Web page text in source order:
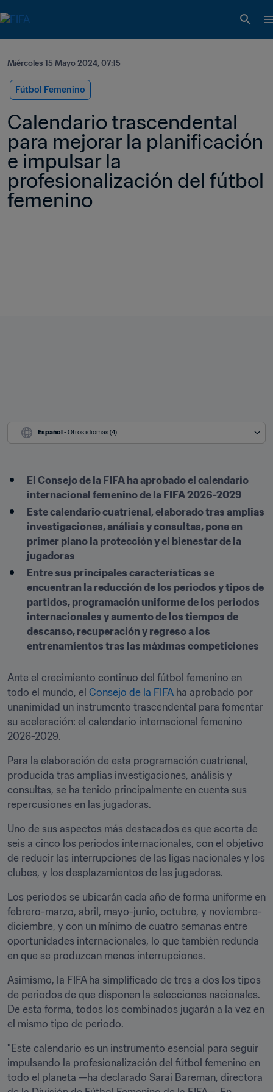
Miércoles 15 Mayo 2024, 07:15
Fútbol Femenino
Calendario trascendental
para mejorar la planificación
e impulsar la
profesionalización del fútbol
femenino
Español - Otros idiomas (4)
El Consejo de la FIFA ha aprobado el calendario
internacional femenino de la FIFA 2026-2029
Este calendario cuatrienal, elaborado tras amplias
investigaciones, análisis y consultas, pone en
primer plano la protección y el bienestar de la
jugadoras
Entre sus principales características se
encuentran la reducción de los periodos y tipos de
partidos, programación uniforme de los periodos
internacionales y aumento de los tiempos de
descanso, recuperación y regreso a los
entrenamientos tras las máximas competiciones
Ante el crecimiento continuo del fútbol femenino en
todo el mundo, el Consejo de la FIFA ha aprobado por
unanimidad un instrumento trascendental para fomentar
su aceleración: el calendario internacional femenino
2026-2029.
Para la elaboración de esta programación cuatrienal,
producida tras amplias investigaciones, análisis y
consultas, se ha tenido principalmente en cuenta sus
repercusiones en las jugadoras.
Uno de sus aspectos más destacados es que acorta de
seis a cinco los periodos internacionales, con el objetivo
de reducir las interrupciones de las ligas nacionales y los
clubes, y los desplazamientos de las jugadoras.
Los periodos se ubicarán cada año de forma uniforme en
febrero-marzo, abril, mayo-junio, octubre, y noviembre-
diciembre, y con un mínimo de cuatro semanas entre
oportunidades internacionales, lo que también redunda
en que se produzcan menos interrupciones.
Asimismo, la FIFA ha simplificado de tres a dos los tipos
de periodos de que disponen la selecciones nacionales.
De esta forma, todos los combinados jugarán a la vez en
el mismo tipo de periodo.
"Este calendario es un instrumento esencial para seguir
impulsando la profesionalización del fútbol femenino en
todo el planeta —ha declarado Sarai Bareman, directora